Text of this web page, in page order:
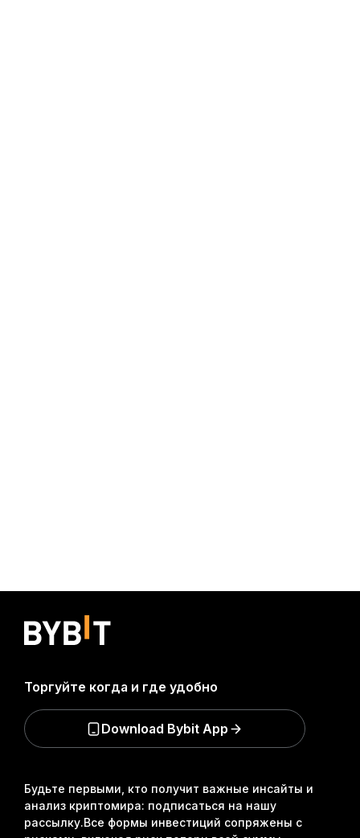
Будьте первыми, кто получит важные инсайты и
анализ криптомира: подписаться на нашу
рассылку.Все формы инвестиций сопряжены с
Торгуйте когда и где удобно
Download Bybit App